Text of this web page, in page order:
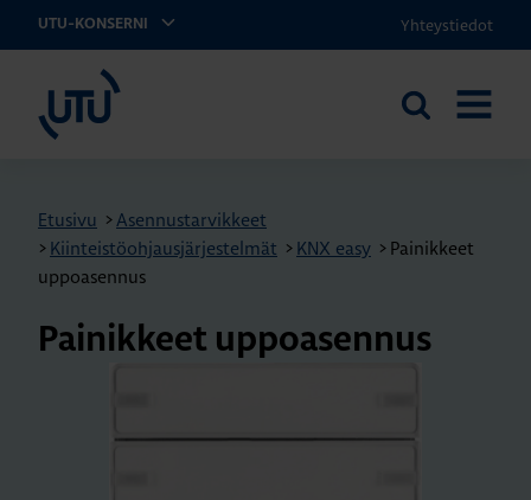
UTU-KONSERNI Yhteystiedot
Etsi
Etusivu >Asennustarvikkeet
> Kiinteistöohjausjärjestelmät > KNX easy > Painikkeet
uppoasennus
Pai­nik­keet up­poa­sen­nus